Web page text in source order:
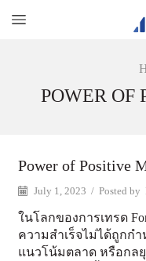
POWER OF
Power of Positive
July 1, 2023 / Posted by
ในโลกของการเทรด
ความสำเร็จไม่ได้ถูกก
แนวโน้มตลาด หรือกล